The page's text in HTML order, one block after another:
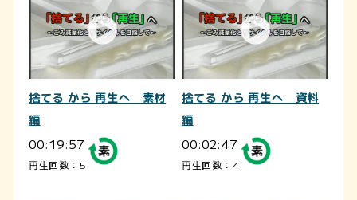
捨てる から 再生へ 素材
編
00:19:57
再生回数：5
捨てる から 再生へ 資料
編
00:02:47
再生回数：4